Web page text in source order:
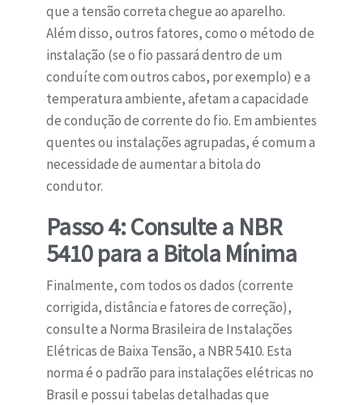
que a tensão correta chegue ao aparelho.
Além disso, outros fatores, como o método de
instalação (se o fio passará dentro de um
conduíte com outros cabos, por exemplo) e a
temperatura ambiente, afetam a capacidade
de condução de corrente do fio. Em ambientes
quentes ou instalações agrupadas, é comum a
necessidade de aumentar a bitola do
condutor.
Passo 4: Consulte a NBR
5410 para a Bitola Mínima
Finalmente, com todos os dados (corrente
corrigida, distância e fatores de correção),
consulte a Norma Brasileira de Instalações
Elétricas de Baixa Tensão, a NBR 5410. Esta
norma é o padrão para instalações elétricas no
Brasil e possui tabelas detalhadas que